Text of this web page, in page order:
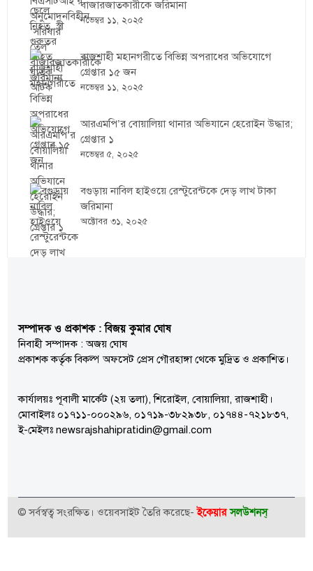
বাজারজাতকারীকে জরিমানা
নভেম্বর ১১, ২০২৫
রাজশাহী মহানগরীতে বিভিন্ন অপরাধের অভিযোগে
গ্রেপ্তার ১৫ জন
নভেম্বর ১১, ২০২৫
আরএমপি’র বোয়ালিয়া থানার অভিযানে হেরোইন উদ্ধার;
গ্রেপ্তার ১
নভেম্বর ৫, ২০২৫
বগুড়ায় নাবিল হাইওয়ে রেস্টুরেন্টকে দেড় লাখ টাকা
জরিমানা
অক্টোবর ৩১, ২০২৫
সম্পাদক ও প্রকাশক : বিজয় কুমার ঘোষ
নিবাহী সম্পাদক : অজয় ঘোষ
প্রকাশক কর্তৃক বিকল্প অফসেট প্রেস গৌরহাঙ্গা থেকে মুদ্রিত ও প্রকাশিত।
কার্যালয়ঃ পূবালী মার্কেট (২য় তলা), শিরোইল, বোয়ালিয়া, রাজশাহী।
মোবাইলঃ ০১৭১১-০০০২৯৬, ০১৭১৯-৩৮২৯৩৮, ০১৭৪৪-৭২১৮৩৭,
ই-মেইলঃ newsrajshahipratidin@gmail.com
© সর্বস্বত্ব সংরক্ষিত। ওয়েবসাইট তৈরি করেছে-ইকেয়ার সলউশনস্